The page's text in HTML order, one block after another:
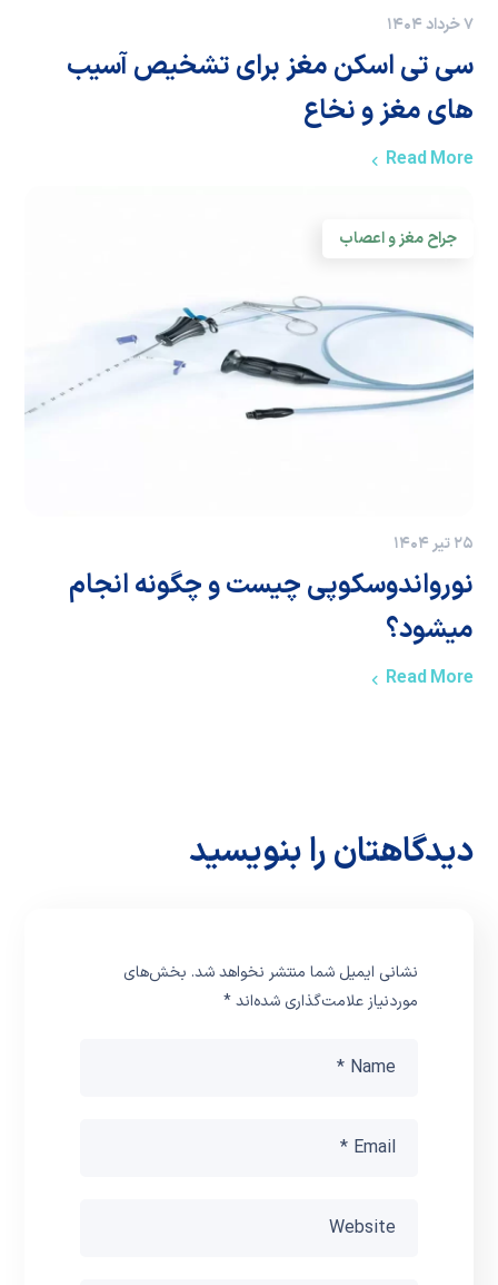
۷ خرداد ۱۴۰۴
سی تی اسکن مغز برای تشخیص آسیب
های مغز و نخاع
Read More
جراح مغز و اعصاب
۲۵ تیر ۱۴۰۴
نورواندوسکوپی چیست و چگونه انجام
میشود؟
Read More
دیدگاهتان را بنویسید
نشانی ایمیل شما منتشر نخواهد شد. بخش‌های
موردنیاز علامت‌گذاری شده‌اند*